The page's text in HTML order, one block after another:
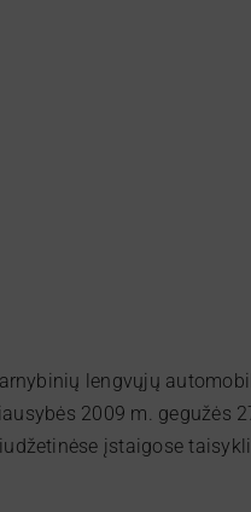
lengvųjų
2009 m. gegužės
įstaigose